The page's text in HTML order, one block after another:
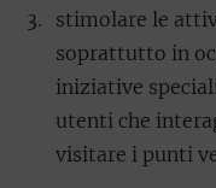
stimolare le
soprattutto in
iniziative
utenti che
visitare i punti